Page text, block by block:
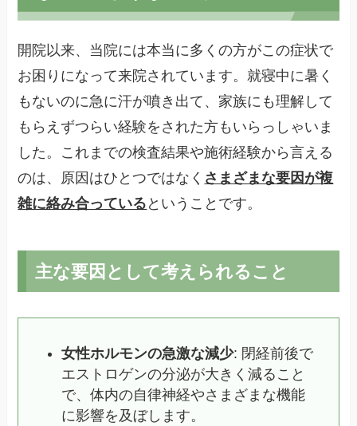
開院以来、当院には本当に多くの方がこの症状で
お困りになって来院されています。就寝中に暑く
もないのに急に汗が噴き出て、家族にも理解して
もらえずつらい経験をされた方もいらっしゃいま
した。これまでの検査結果や施術経験から言える
のは、原因はひとつではなく さまざまな要因が複
雑に絡み合っている ということです。
主な要因として考えられること
女性ホルモンの急激な減少: 閉経前後で
エストロゲンの分泌が大きく減ること
で、体内の自律神経やさまざまな機能
に影響を及ぼします。